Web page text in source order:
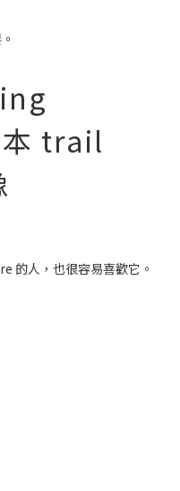
trail
的人，也很容易喜歡它。